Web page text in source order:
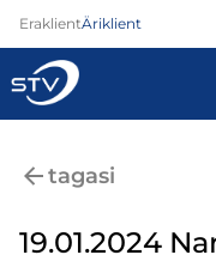
EraklientÄriklient
tagasi
19.01.2024